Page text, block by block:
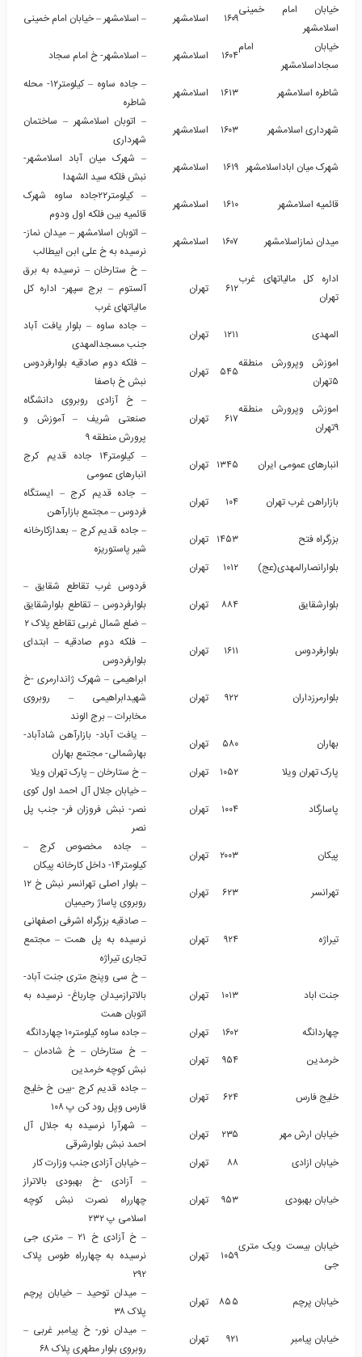
خیابان امام خمینی
اسلامشهر
۱۶۰۹ اسلامشهر
– اسلامشهر – خیابان امام خمینی
خیابان امام
سجاداسلامشهر
۱۶۰۴ اسلامشهر – اسلامشهر- خ امام سجاد
شاطره اسلامشهر ۱۶۱۳ اسلامشهر
– جاده ساوه – کیلومتر۱۲- محله
شاطره
شهرداری اسلامشهر
۱۶۰۳ اسلامشهر
– اتوبان اسلامشهر – ساختمان
شهرداری
شهرک میان اباداسلامشهر ۱۶۱۹ اسلامشهر
– شهرک میان آباد اسلامشهر-
نبش فلکه سید الشهدا
قائمیه اسلامشهر
۱۶۱۰ اسلامشهر
– کیلومتر۲۲جاده ساوه شهرک
قائمیه بین فلکه اول ودوم
میدان نمازاسلامشهر
۱۶۰۷ اسلامشهر
– اتوبان اسلامشهر – میدان نماز-
نرسیده به خ علی ابن ابیطالب
اداره کل مالیاتهای غرب
تهران
۶۱۲ تهران
– خ ستارخان – نرسیده به برق
آلستوم – برج سپهر- اداره کل
مالیاتهای غرب
المهدی
۱۲۱۱ تهران
– جاده ساوه – بلوار یافت آباد
جنب مسجدالمهدی
اموزش وپرورش منطقه
۵تهران
۵۴۵ تهران
– فلکه دوم صادقیه بلوارفردوس
نبش خ باصفا
اموزش وپرورش منطقه
۹تهران
۶۱۷ تهران
– خ آزادی روبروی دانشگاه
صنعتی شریف – آموزش و
پرورش منطقه ۹
انبارهای عمومی ایران
۱۳۴۵ تهران
– کیلومتر۱۴ جاده قدیم کرج
انبارهای عمومی
بازاراهن غرب تهران
۱۰۴ تهران
– جاده قدیم کرج – ایستگاه
فردوس – مجتمع بازارآهن
بزرگراه فتح
۱۴۵۳ تهران
– جاده قدیم کرج – بعدازکارخانه
شیر پاستوریزه
بلوارانصارالمهدی(عج)
۱۰۱۲ تهران
بلوارشقایق ۸۸۴ تهران
فردوس غرب تقاطع شقایق –
بلوارفردوس – تقاطع بلوارشقایق
– ضلع شمال غربی تقاطع پلاک ۲
بلوارفردوس
۱۶۱۱ تهران
– فلکه دوم صادقیه – ابتدای
بلوارفردوس
بلوارمرزداران ۹۲۲ تهران
ابراهیمی – شهرک ژاندارمری -خ
شهیدابراهیمی – روبروی
مخابرات – برج الوند
بهاران
۵۸۰ تهران
– یافت آباد- بازارآهن شادآباد-
بهارشمالی- مجتمع بهاران
پارک تهران ویلا
۱۰۵۲ تهران – خ ستارخان – پارک تهران ویلا
پاسارگاد ۱۰۰۴ تهران
– خیابان جلال آل احمد اول کوی
نصر- نبش فروزان فر- جنب پل
نصر
پیکان
۲۰۰۳ تهران
– جاده مخصوص کرج –
کیلومتر۱۴- داخل کارخانه پیکان
تهرانسر
۶۲۳ تهران
– بلوار اصلی تهرانسر نبش خ ۱۲
روبروی پاساژ رحیمیان
تیراژه ۹۲۴ تهران
– صادقیه بزرگراه اشرفی اصفهانی
نرسیده به پل همت – مجتمع
تجاری تیراژه
جنت اباد ۱۰۱۳ تهران
– خ سی وپنج متری جنت آباد-
بالاترازمیدان چارباغ- نرسیده به
اتوبان همت
چهاردانگه
۱۶۰۲ تهران
– جاده ساوه کیلومتر۱۰ چهاردانگه
خرمدین
۹۵۴ تهران
– خ ستارخان – خ شادمان –
نبش کوچه خرمدین
خلیج فارس
۶۲۴ تهران
– جاده قدیم کرج -بین خ خلیج
فارس وپل رود کن پ ۱۰۸
خیابان ارش مهر
۲۳۵ تهران
– شهرآرا نرسیده به جلال آل
احمد نبش بلوارشرقی
خیابان ازادی
۸۸ تهران – خیابان آزادی جنب وزارت کار
خیابان بهبودی ۹۵۳ تهران
– آزادی -خ بهبودی بالاتراز
چهارراه نصرت نبش کوچه
اسلامی پ ۲۳۲
خیابان بیست ویک متری
جی
۱۰۵۹ تهران
– خ آزادی خ ۲۱ – متری جی
نرسیده به چهارراه طوس پلاک
۲۹۲
خیابان پرچم
۸۵۵ تهران
– میدان توحید – خیابان پرچم
پلاک ۳۸
خیابان پیامبر
۹۲۱ تهران
– میدان نور- خ پیامبر غربی –
روبروی بلوار مطهری پلاک ۶۸